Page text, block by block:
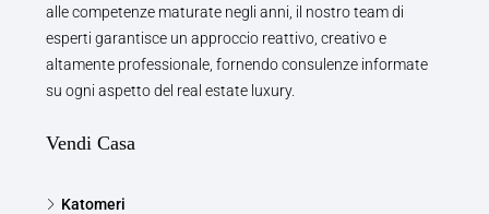
alle competenze maturate negli anni, il nostro team di
esperti garantisce un approccio reattivo, creativo e
altamente professionale, fornendo consulenze informate
su ogni aspetto del real estate luxury.
Vendi Casa
Katomeri